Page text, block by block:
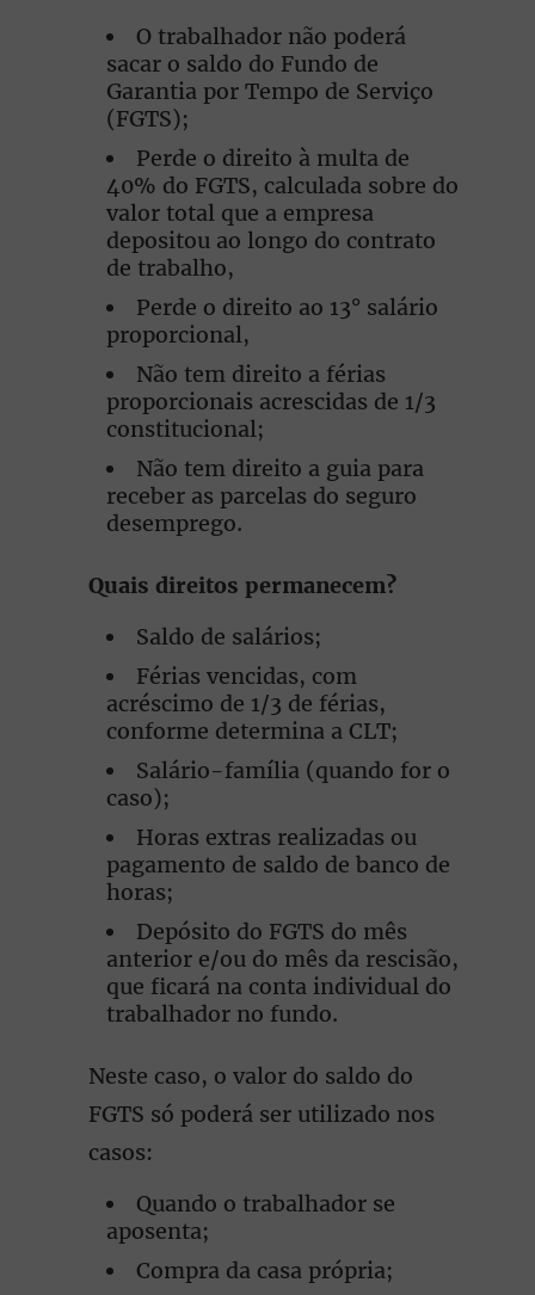
O trabalhador não poderá
sacar o saldo do Fundo de
Garantia por Tempo de Serviço
(FGTS);
Perde o direito à multa de
40% do FGTS, calculada sobre do
valor total que a empresa
depositou ao longo do contrato
de trabalho,
Perde o direito ao 13° salário
proporcional,
Não tem direito a férias
proporcionais acrescidas de 1/3
constitucional;
Não tem direito a guia para
receber as parcelas do seguro
desemprego.
Quais direitos permanecem?
Saldo de salários;
Férias vencidas, com
acréscimo de 1/3 de férias,
conforme determina a CLT;
Salário-família (quando for o
caso);
Horas extras realizadas ou
pagamento de saldo de banco de
horas;
Depósito do FGTS do mês
anterior e/ou do mês da rescisão,
que ficará na conta individual do
trabalhador no fundo.
Neste caso, o valor do saldo do
FGTS só poderá ser utilizado nos
casos:
Quando o trabalhador se
aposenta;
Compra da casa própria;